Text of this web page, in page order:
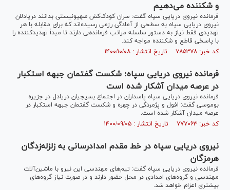
و شکننده می‌دهیم
فرمانده نیروی دریایی سپاه گفت: سران کودک‌کش صهیونیستی بدانند دریادلان
نیروی دریایی سپاه به سطحی از آمادگی رزمی رسیده‌اند که برای مقابله با هر
تهدیدی فقط نیاز به دستور سلسله مراتب فرماندهی دارند تا مبدأ تهدیدکننده را
با پاسخی قاطع و شکننده مواجه کند.
کد خبر: ۷۸۵۳۷۸ تاریخ انتشار : ۱۴۰۰/۱۰/۰۸
فرمانده نیروی دریایی سپاه: شکست گفتمان جبهه استکبار
در عرصه میدان آشکار شده است
فرمانده نیروی دریایی سپاه پاسداران در اجتماع بسیجیان دریادل در جزیره
بوموسی گفت: افول و پژمردگی در چهره و شکست گفتمان جبهه استکبار در
عرصه میدان آشکار شده است.
کد خبر: ۷۷۷۰۶۳ تاریخ انتشار : ۱۴۰۰/۰۹/۰۵
نیروی دریایی سپاه در خط مقدم امداد‌رسانی به زلزله‌زدگان
هرمزگان
فرمانده نیروی دریایی سپاه گفت: تیم‌های مهندسی این نیرو با ماشین‌آلات
مهندسی و گروه‌های امدادی در محل حضور دارند و در صورت نیاز گروه‌های
بیشتری اعزام خواهد شد.